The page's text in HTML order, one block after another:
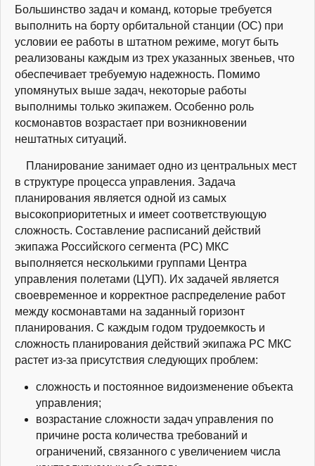
Большинство задач и команд, которые требуется
выполнить на борту орбитальной станции (ОС) при
условии ее работы в штатном режиме, могут быть
реализованы каждым из трех указанных звеньев, что
обеспечивает требуемую надежность. Помимо
упомянутых выше задач, некоторые работы
выполнимы только экипажем. Особенно роль
космонавтов возрастает при возникновении
нештатных ситуаций.
Планирование занимает одно из центральных мест
в структуре процесса управления. Задача
планирования является одной из самых
высокоприоритетных и имеет соответствующую
сложность. Составление расписаний действий
экипажа Российского сегмента (РС) МКС
выполняется несколькими группами Центра
управления полетами (ЦУП). Их задачей является
своевременное и корректное распределение работ
между космонавтами на заданный горизонт
планирования. С каждым годом трудоемкость и
сложность планирования действий экипажа РС МКС
растет из-за присутствия следующих проблем:
сложность и постоянное видоизменение объекта
управления;
возрастание сложности задач управления по
причине роста количества требований и
ограничений, связанного с увеличением числа